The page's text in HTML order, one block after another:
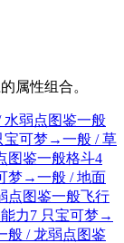
属性组合。
水弱点图鉴一般
宝可梦→一般 / 草
图鉴一般格斗4
梦→一般 / 地面
点图鉴一般飞行
力7 只宝可梦→
般 / 龙弱点图鉴